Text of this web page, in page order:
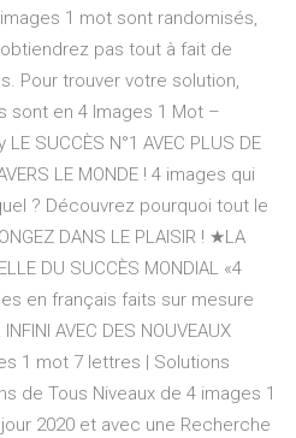
1 mot sont randomisés,
pas tout à fait de
Pour trouver votre solution,
en 4 Images 1 Mot –
SUCCÈS N°1 AVEC PLUS DE
LE MONDE ! 4 images qui
? Découvrez pourquoi tout le
DANS LE PLAISIR ! ★LA
DU SUCCÈS MONDIAL «4
en français faits sur mesure
AVEC DES NOUVEAUX
1 mot 7 lettres | Solutions
de Tous Niveaux de 4 images 1
2020 et avec une Recherche